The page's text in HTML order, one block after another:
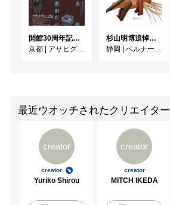
開館30周年記念 山本爲三郎・河井寬次郎没後60年記念 「共鳴 河井寬次郎 × 濱田庄司 ー山本爲三郎コレクションより」
京都 | アサヒグループ大山崎山荘美術館
杉山明博追悼展 木とわたし―木工の妙技と美術教育
静岡 | ベルナール・ビュフェ美術館
最近ウオッチされたクリエイター
creator
creator
Yuriko Shirou
creator
creator
MITCH IKEDA